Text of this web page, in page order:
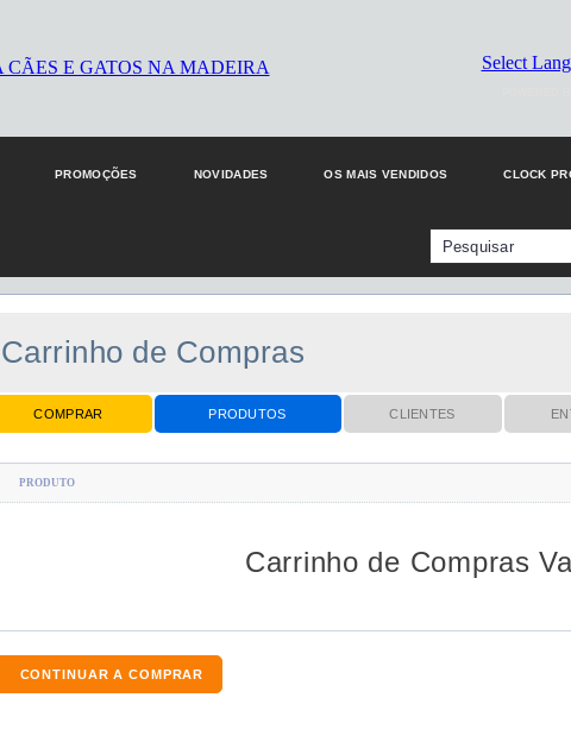
Select
PROMOÇÕES NOVIDADES OS MAIS VENDIDOS CLOCK
Carrinho de Compras
COMPRAR PRODUTOS CLIENTES
PRODUTO
Carrinho de Compras
CONTINUAR A COMPRAR